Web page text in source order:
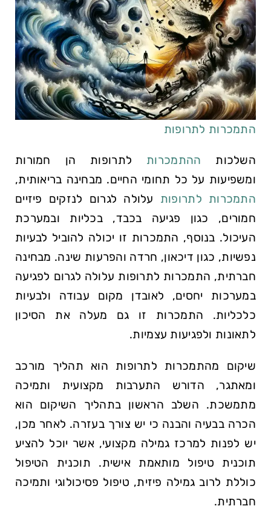
התמכרות לתרופות
השלכות ההתמכרות לתרופות הן חמורות
ומשפיעות על כל תחומי החיים. מבחינה בריאותית,
התמכרות לתרופות עלולה לגרום לנזקים פיזיים
חמורים, כגון פגיעה בכבד, בכליות ובמערכת
העיכול. בנוסף, התמכרות זו יכולה להוביל לבעיות
נפשיות, כגון דיכאון, חרדה והפרעות שינה. מבחינה
חברתית, התמכרות לתרופות עלולה לגרום לפגיעה
במערכות יחסים, לאובדן מקום עבודה ולבעיות
כלכליות. התמכרות זו גם מעלה את הסיכון
לתאונות ולפגיעות עצמיות.
שיקום מהתמכרות לתרופות הוא תהליך מורכב
ומאתגר, הדורש התערבות מקצועית ותמיכה
מתמשכת. השלב הראשון בתהליך השיקום הוא
הכרה בבעיה והבנה כי יש צורך בעזרה. לאחר מכן,
יש לפנות למרכז גמילה מקצועי, אשר יוכל להציע
תוכנית טיפול מותאמת אישית. תוכנית הטיפול
כוללת לרוב גמילה פיזית, טיפול פסיכולוגי ותמיכה
חברתית.